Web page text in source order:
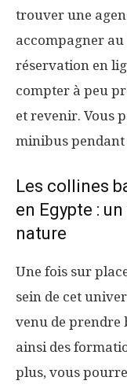
trouver une
accompagner au
réservation en
compter à peu
et revenir. Vous
minibus
Les collines
en Egypte :
nature
Une fois sur
sein de cet
venu de prendre
ainsi des
plus, vous